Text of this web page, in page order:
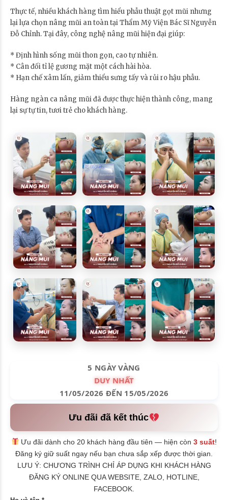
Thực tế, nhiều khách hàng tìm hiểu phẫu thuật gọt mũi nhưng
lại lựa chọn nâng mũi an toàn tại Thẩm Mỹ Viện Bác Sĩ Nguyễn
Đỗ Chỉnh. Tại đây, công nghệ nâng mũi hiện đại giúp:
* Định hình sống mũi thon gọn, cao tự nhiên.
* Cân đối tỉ lệ gương mặt một cách hài hòa.
* Hạn chế xâm lấn, giảm thiểu sưng tấy và rủi ro hậu phẫu.
Hàng ngàn ca nâng mũi đã được thực hiện thành công, mang
lại sự tự tin, tươi trẻ cho khách hàng.
5 NGÀY VÀNG
DUY NHẤT
11/05/2026 ĐẾN 15/05/2026
Ưu đãi đã kết thúc
Ưu đãi dành cho 20 khách hàng đầu tiên — hiện còn3 suất!
Đăng ký giữ suất ngay nếu bạn chưa sắp xếp được thời gian.
LƯU Ý: CHƯƠNG TRÌNH CHỈ ÁP DỤNG KHI KHÁCH HÀNG
ĐĂNG KÝ ONLINE QUA WEBSITE, ZALO, HOTLINE,
FACEBOOK.